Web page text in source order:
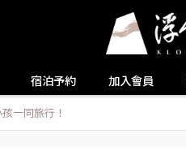
宿泊予約 加入會員
一同旅行！